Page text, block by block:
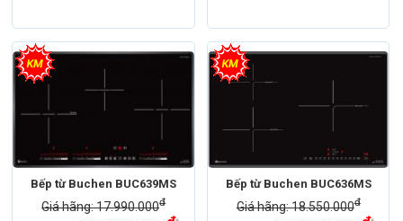
Bếp từ Buchen BUC639MS
Giá hãng: 17.990.000đ
Bếp từ Buchen BUC636MS
Giá hãng: 18.550.000đ